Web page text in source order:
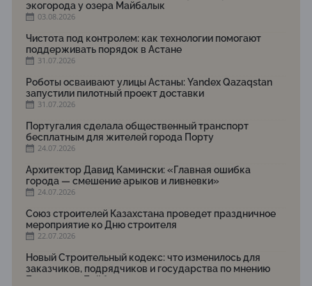
экогорода у озера Майбалык
03.08.2026
Чистота под контролем: как технологии помогают
поддерживать порядок в Астане
31.07.2026
Роботы осваивают улицы Астаны: Yandex Qazaqstan
запустили пилотный проект доставки
31.07.2026
Португалия сделала общественный транспорт
бесплатным для жителей города Порту
24.07.2026
Архитектор Давид Камински: «Главная ошибка
города — смешение арыков и ливневки»
24.07.2026
Союз строителей Казахстана проведет праздничное
мероприятие ко Дню строителя
22.07.2026
Новый Строительный кодекс: что изменилось для
заказчиков, подрядчиков и государства по мнению
Бауыржана Байбахтиева